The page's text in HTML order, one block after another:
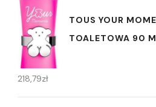
TOUS YOUR
TOALETOWA 90
218,79zł